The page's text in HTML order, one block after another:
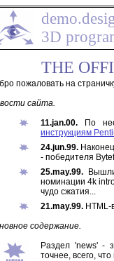
3D
THE
пожаловать на
сайта.
11.jan.00. По
инструкциям
24.jun.99.
- победителя
25.may.99.
номинации 4k
чудо сжатия...
21.may.99.
содержание.
Раздел 'news' -
точнее, всего,